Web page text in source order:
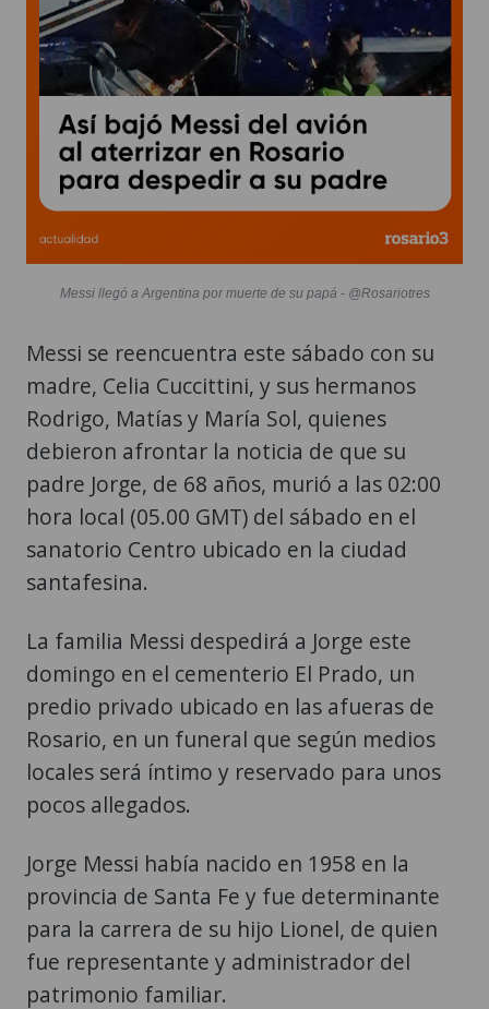
Messi llegó a Argentina por muerte de su papá - @Rosariotres
Messi se reencuentra este sábado con su
madre, Celia Cuccittini, y sus hermanos
Rodrigo, Matías y María Sol, quienes
debieron afrontar la noticia de que su
padre Jorge, de 68 años, murió a las 02:00
hora local (05.00 GMT) del sábado en el
sanatorio Centro ubicado en la ciudad
santafesina.
La familia Messi despedirá a Jorge este
domingo en el cementerio El Prado, un
predio privado ubicado en las afueras de
Rosario, en un funeral que según medios
locales será íntimo y reservado para unos
pocos allegados.
Jorge Messi había nacido en 1958 en la
provincia de Santa Fe y fue determinante
para la carrera de su hijo Lionel, de quien
fue representante y administrador del
patrimonio familiar.